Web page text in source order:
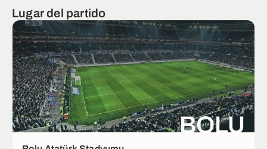
Lugar del partido
BOLU